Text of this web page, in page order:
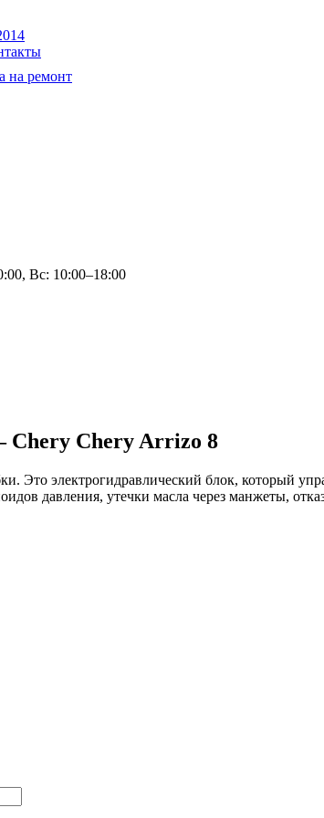
на ремонт
Вс: 10:00–18:00
Chery Chery Arrizo 8
Это электрогидравлический блок, который
давления, утечки масла через манжеты,